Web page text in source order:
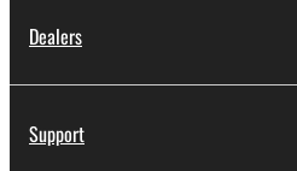
Dealers
Support